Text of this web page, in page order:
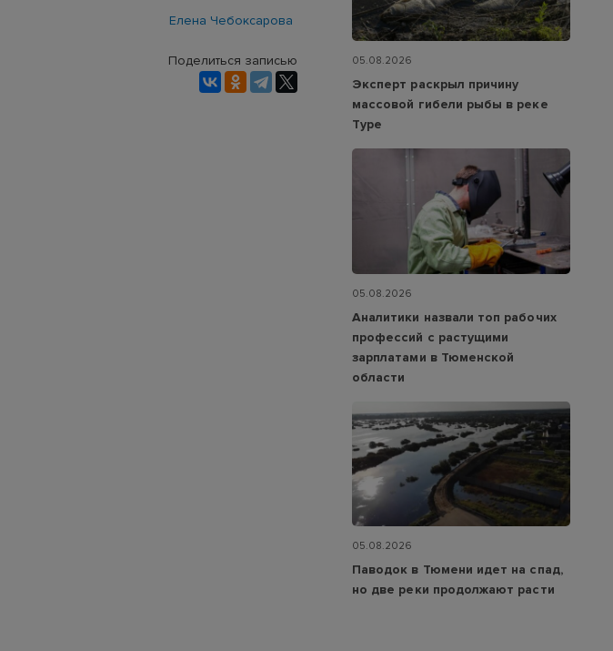
Елена Чебоксарова
Поделиться записью 05.08.2026
Эксперт раскрыл причину
массовой гибели рыбы в реке
Туре
05.08.2026
Аналитики назвали топ рабочих
профессий с растущими
зарплатами в Тюменской
области
05.08.2026
Паводок в Тюмени идет на спад,
но две реки продолжают расти